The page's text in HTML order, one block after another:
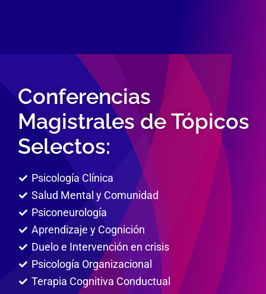
Conferencias
Magistrales de Tópicos
Selectos:
Psicología Clínica
Salud Mental y Comunidad
Psiconeurología
Aprendizaje y Cognición
Duelo e Intervención en crisis
Psicología Organizacional
Terapia Cognitiva Conductual